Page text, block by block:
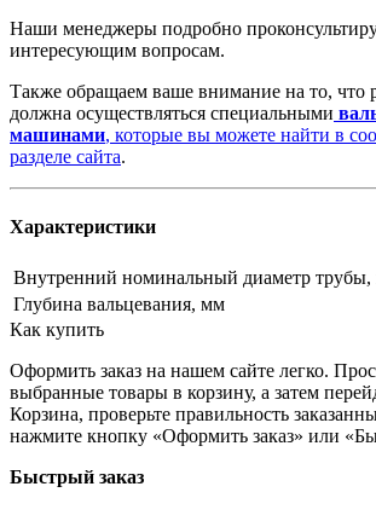
Наши менеджеры подробно
интересующим вопросам.
Также обращаем ваше внимание на то, что
должна осуществляться специальными
машинами, которые вы можете найти в
разделе сайта.
Характеристики
Внутренний номинальный диаметр
Глубина вальцевания, мм
Как купить
Оформить заказ на нашем сайте легко.
выбранные товары в корзину, а затем
Корзина, проверьте правильность
нажмите кнопку «Оформить заказ» или
Быстрый заказ